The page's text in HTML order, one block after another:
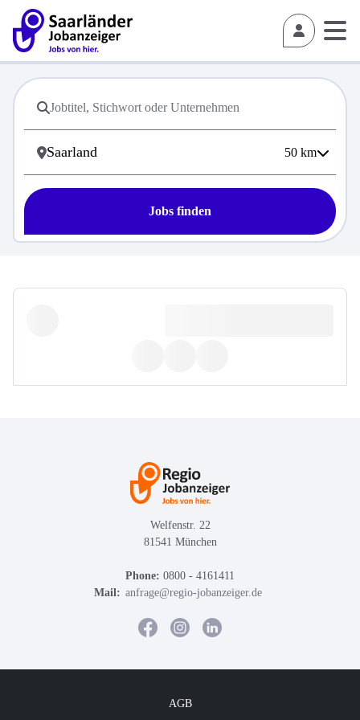
50 km
Jobs finden
Welfenstr. 22
81541 München
Phone: 0800 - 4161411
Mail: anfrage@regio-jobanzeiger.de
AGB